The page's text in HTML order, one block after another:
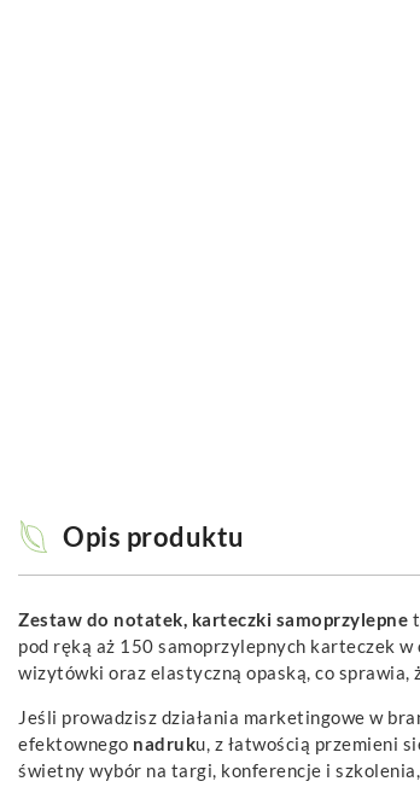
Opis produktu
Zestaw do notatek, karteczki samoprzylepne
pod ręką aż 150 samoprzylepnych karteczek
wizytówki oraz elastyczną opaską, co
Jeśli prowadzisz działania marketingowe w
efektownego nadruku, z łatwością przemieni
świetny wybór na targi, konferencje i